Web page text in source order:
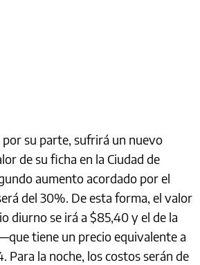
su parte, sufrirá un nuevo
de su ficha en la Ciudad de
aumento acordado por el
del 30%. De esta forma, el valor
diurno se irá a $85,40 y el de la
tiene un precio equivalente a
Para la noche, los costos serán de